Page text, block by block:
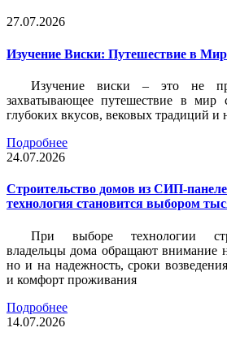
27.07.2026
Изучение Виски: Путешествие в
Изучение виски – это не
захватывающее путешествие в мир
глубоких вкусов, вековых традиций и
Подробнее
24.07.2026
Строительство домов из СИП-
технология становится выбором
При выборе технологии
владельцы дома обращают внимание
но и на надежность, сроки
и комфорт проживания
Подробнее
14.07.2026